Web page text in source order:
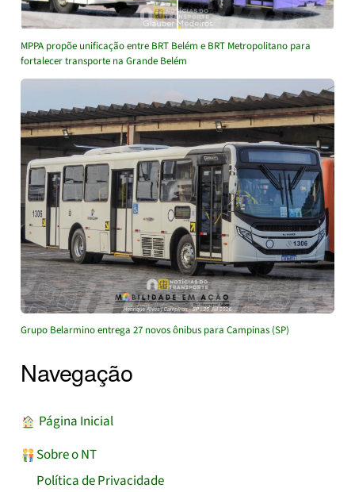
MPPA propõe unificação entre BRT Belém e BRT Metropolitano para
fortalecer transporte na Grande Belém
Grupo Belarmino entrega 27 novos ônibus para Campinas (SP)
Navegação
︎ Página Inicial
Sobre o NT
Política de Privacidade